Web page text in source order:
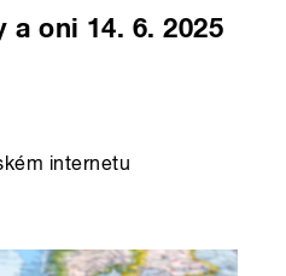
oni 14. 6. 2025
internetu